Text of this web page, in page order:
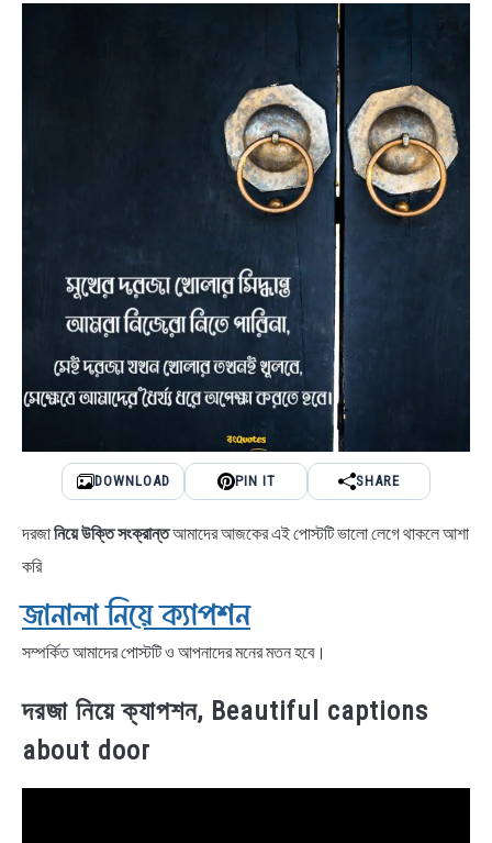
DOWNLOAD PIN IT SHARE
দরজানিয়ে উক্তি সংক্রান্তআমাদের আজকের এই পোস্টটি ভালো লেগে থাকলে আশা
করি
জানালা নিয়ে ক্যাপশন
সম্পর্কিত আমাদের পোস্টটি ও আপনাদের মনের মতন হবে।
দরজা নিয়ে ক্যাপশন, Beautiful captions
about door